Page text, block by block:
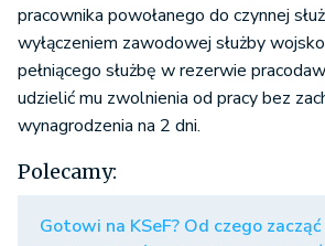
pracownika powołanego do czynnej
wyłączeniem zawodowej służby
pełniącego służbę w rezerwie
udzielić mu zwolnienia od pracy bez
wynagrodzenia na 2 dni.
Polecamy:
Gotowi na KSeF? Od czego zacząć